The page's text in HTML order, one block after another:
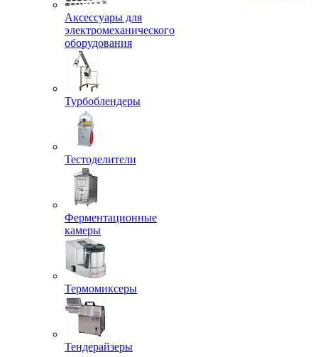
Аксессуары для
электромеханического
оборудования
Турбоблендеры
Тестоделители
Ферментационные
камеры
Термомиксеры
Тендерайзеры